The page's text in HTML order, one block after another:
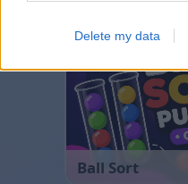
Delete my data
Ball Sort